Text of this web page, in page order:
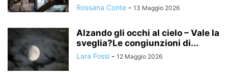
Rossana Conte - 13 Maggio 2026
Alzando gli occhi al cielo – Vale la
sveglia?Le congiunzioni di...
Lara Fossi - 12 Maggio 2026